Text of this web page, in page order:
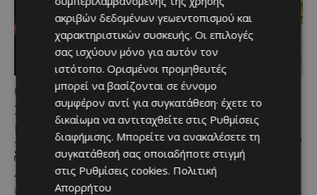
ΜΈΝΟΥΜΕ ΕΝΗΜΕΡΩΜΈΝΟΙ
Συναγερμός στον Κόρνο
μετά την πυρκαγιά –
«Δεν θα υπήρχε δρόμος
διαφυγής», προειδοποιεί ο
Αντιδήμαρχος
Για ακόμη μία φορά, μια
ΜΈΝΟΥΜΕ ΚΎΠΡΟ
Road Trips στην Κύπρο
#3: Η απόλυτη
μονοήμερη διαδρομή στην
Πάφο που πρέπει να
κάνεις
ακριβών δεδομένων γεωεντοπισμού και
χαρακτηριστικών συσκευής. Οι επιλογές
σας ισχύουν μόνο για αυτόν τον
ιστότοπο. Ορισμένοι προμηθευτές
μπορεί να βασίζονται σε έννομο
συμφέρον αντί για συγκατάθεση· έχετε το
δικαίωμα να αντιταχθείτε στις Ρυθμίσεις
διαφήμισης. Μπορείτε να ανακαλέσετε τη
συγκατάθεσή σας οποιαδήποτε στιγμή
στις Ρυθμίσεις cookies. Πολιτική
Απορρήτου